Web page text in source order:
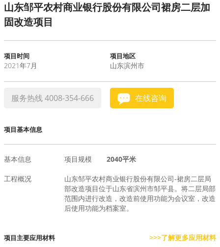
水泥基系统
新能源系统
案例中心
山东邹平农村商业银行股份有限公司裙房二层加
固改造项目
项目时间
2021年7月
项目地区
山东滨州市
服务热线 4008-354-666 在线咨询
项目基本信息
基本信息 项目规模 2040平米
工程概况
山东邹平农村商业银行股份有限公司-裙房二层局
部改造项目位于山东省滨州市邹平县。将二层局部
范围内进行改造，改造前使用功能为会议室，改造
后使用功能为档案室。
项目主要应用材料 >>>了解更多应用材料